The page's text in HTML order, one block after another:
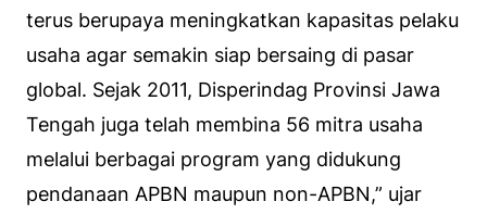
terus berupaya meningkatkan kapasitas pelaku
usaha agar semakin siap bersaing di pasar
global. Sejak 2011, Disperindag Provinsi Jawa
Tengah juga telah membina 56 mitra usaha
melalui berbagai program yang didukung
pendanaan APBN maupun non-APBN,” ujar